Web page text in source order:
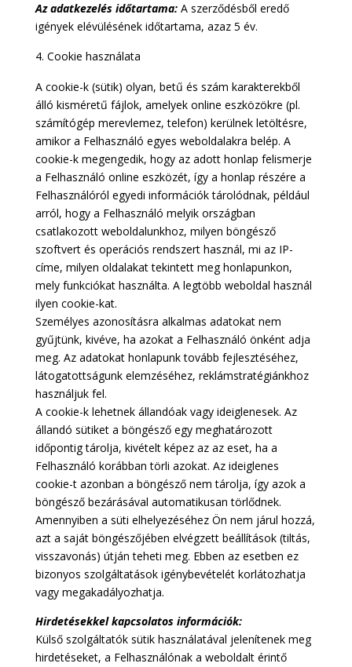
Az adatkezelés időtartama:A szerződésből eredő
igények elévülésének időtartama, azaz 5 év.
Cookie használata
A cookie-k (sütik) olyan, betű és szám karakterekből
álló kisméretű fájlok, amelyek online eszközökre (pl.
számítógép merevlemez, telefon) kerülnek letöltésre,
amikor a Felhasználó egyes weboldalakra belép. A
cookie-k megengedik, hogy az adott honlap felismerje
a Felhasználó online eszközét, így a honlap részére a
Felhasználóról egyedi információk tárolódnak, például
arról, hogy a Felhasználó melyik országban
csatlakozott weboldalunkhoz, milyen böngésző
szoftvert és operációs rendszert használ, mi az IP-
címe, milyen oldalakat tekintett meg honlapunkon,
mely funkciókat használta. A legtöbb weboldal használ
ilyen cookie-kat.
Személyes azonosításra alkalmas adatokat nem
gyűjtünk, kivéve, ha azokat a Felhasználó önként adja
meg. Az adatokat honlapunk tovább fejlesztéséhez,
látogatottságunk elemzéséhez, reklámstratégiánkhoz
használjuk fel.
A cookie-k lehetnek állandóak vagy ideiglenesek. Az
állandó sütiket a böngésző egy meghatározott
időpontig tárolja, kivételt képez az az eset, ha a
Felhasználó korábban törli azokat. Az ideiglenes
cookie-t azonban a böngésző nem tárolja, így azok a
böngésző bezárásával automatikusan törlődnek.
Amennyiben a süti elhelyezéséhez Ön nem járul hozzá,
azt a saját böngészőjében elvégzett beállítások (tiltás,
visszavonás) útján teheti meg. Ebben az esetben ez
bizonyos szolgáltatások igénybevételét korlátozhatja
vagy megakadályozhatja.
Hirdetésekkel kapcsolatos információk:
Külső szolgáltatók sütik használatával jelenítenek meg
hirdetéseket, a Felhasználónak a weboldalt érintő